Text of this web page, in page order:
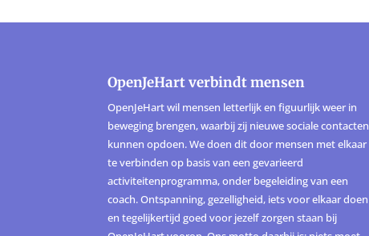
OpenJeHart verbindt mensen
OpenJeHart wil mensen letterlijk en figuurlijk weer in
beweging brengen, waarbij zij nieuwe sociale contacten
kunnen opdoen. We doen dit door mensen met elkaar
te verbinden op basis van een gevarieerd
activiteitenprogramma, onder begeleiding van een
coach. Ontspanning, gezelligheid, iets voor elkaar doen
en tegelijkertijd goed voor jezelf zorgen staan bij